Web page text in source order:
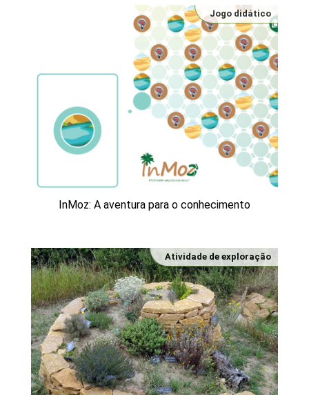
InMoz: A aventura para o conhecimento
Jogo didático
Atividade de exploração